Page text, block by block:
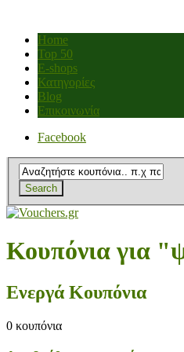
Home
Top 50
E-shops
Κατηγορίες
Blog
Επικοινωνία
Facebook
Search
Κουπόνια για
Ενεργά Κουπόνια
0 κουπόνια